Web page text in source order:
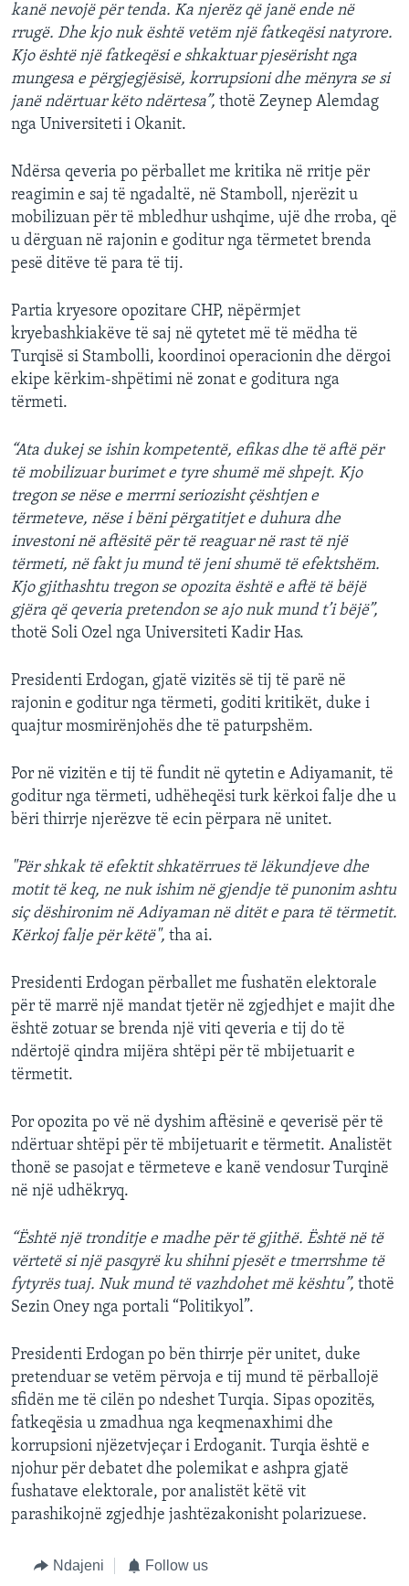
kanë nevojë për tenda. Ka njerëz që janë ende në
rrugë. Dhe kjo nuk është vetëm një fatkeqësi natyrore.
Kjo është një fatkeqësi e shkaktuar pjesërisht nga
mungesa e përgjegjësisë, korrupsioni dhe mënyra se si
janë ndërtuar këto ndërtesa”, thotë Zeynep Alemdag
nga Universiteti i Okanit.
Ndërsa qeveria po përballet me kritika në rritje për
reagimin e saj të ngadaltë, në Stamboll, njerëzit u
mobilizuan për të mbledhur ushqime, ujë dhe rroba, që
u dërguan në rajonin e goditur nga tërmetet brenda
pesë ditëve të para të tij.
Partia kryesore opozitare CHP, nëpërmjet
kryebashkiakëve të saj në qytetet më të mëdha të
Turqisë si Stambolli, koordinoi operacionin dhe dërgoi
ekipe kërkim-shpëtimi në zonat e goditura nga
tërmeti.
“Ata dukej se ishin kompetentë, efikas dhe të aftë për
të mobilizuar burimet e tyre shumë më shpejt. Kjo
tregon se nëse e merrni seriozisht çështjen e
tërmeteve, nëse i bëni përgatitjet e duhura dhe
investoni në aftësitë për të reaguar në rast të një
tërmeti, në fakt ju mund të jeni shumë të efektshëm.
Kjo gjithashtu tregon se opozita është e aftë të bëjë
gjëra që qeveria pretendon se ajo nuk mund t’i bëjë”,
thotë Soli Ozel nga Universiteti Kadir Has.
Presidenti Erdogan, gjatë vizitës së tij të parë në
rajonin e goditur nga tërmeti, goditi kritikët, duke i
quajtur mosmirënjohës dhe të paturpshëm.
Por në vizitën e tij të fundit në qytetin e Adiyamanit, të
goditur nga tërmeti, udhëheqësi turk kërkoi falje dhe u
bëri thirrje njerëzve të ecin përpara në unitet.
"Për shkak të efektit shkatërrues të lëkundjeve dhe
motit të keq, ne nuk ishim në gjendje të punonim ashtu
siç dëshironim në Adiyaman në ditët e para të tërmetit.
Kërkoj falje për këtë", tha ai.
Presidenti Erdogan përballet me fushatën elektorale
për të marrë një mandat tjetër në zgjedhjet e majit dhe
është zotuar se brenda një viti qeveria e tij do të
ndërtojë qindra mijëra shtëpi për të mbijetuarit e
tërmetit.
Por opozita po vë në dyshim aftësinë e qeverisë për të
ndërtuar shtëpi për të mbijetuarit e tërmetit. Analistët
thonë se pasojat e tërmeteve e kanë vendosur Turqinë
në një udhëkryq.
“Është një tronditje e madhe për të gjithë. Është në të
vërtetë si një pasqyrë ku shihni pjesët e tmerrshme të
fytyrës tuaj. Nuk mund të vazhdohet më kështu”, thotë
Sezin Oney nga portali “Politikyol”.
Presidenti Erdogan po bën thirrje për unitet, duke
pretenduar se vetëm përvoja e tij mund të përballojë
sfidën me të cilën po ndeshet Turqia. Sipas opozitës,
fatkeqësia u zmadhua nga keqmenaxhimi dhe
korrupsioni njëzetvjeçar i Erdoganit. Turqia është e
njohur për debatet dhe polemikat e ashpra gjatë
fushatave elektorale, por analistët këtë vit
parashikojnë zgjedhje jashtëzakonisht polarizuese.
Ndajeni Follow us